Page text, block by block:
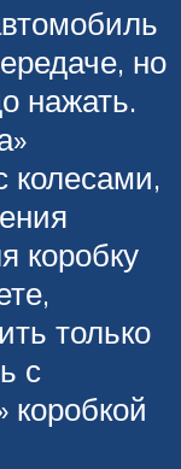
но
нажать.
колесами,
коробку
только
с
коробкой